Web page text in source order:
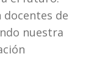
de
nuestra